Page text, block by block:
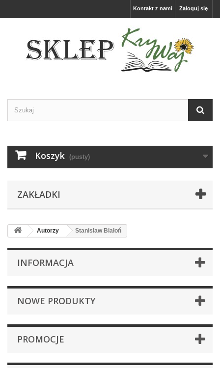
Zaloguj się
Kontakt z nami
Koszyk (pusty)
ZAKŁADKI
Autorzy Stanisław Białoń
INFORMACJA
NOWE PRODUKTY
PROMOCJE